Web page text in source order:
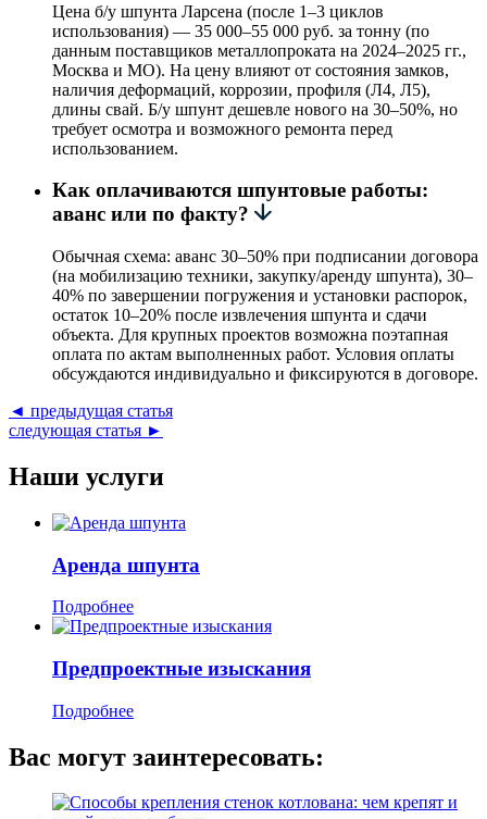
Цена б/у шпунта Ларсена (после 1–3 циклов
использования) — 35 000–55 000 руб. за тонну (по
данным поставщиков металлопроката на 2024–2025 гг.,
Москва и МО). На цену влияют от состояния замков,
наличия деформаций, коррозии, профиля (Л4, Л5),
длины свай. Б/у шпунт дешевле нового на 30–50%, но
требует осмотра и возможного ремонта перед
использованием.
Как оплачиваются шпунтовые работы:
аванс или по факту?
Обычная схема: аванс 30–50% при подписании договора
(на мобилизацию техники, закупку/аренду шпунта), 30–
40% по завершении погружения и установки распорок,
остаток 10–20% после извлечения шпунта и сдачи
объекта. Для крупных проектов возможна поэтапная
оплата по актам выполненных работ. Условия оплаты
обсуждаются индивидуально и фиксируются в договоре.
◄ предыдущая статья
следующая статья ►
Наши услуги
Аренда шпунта
Подробнее
Предпроектные изыскания
Подробнее
Вас могут заинтересовать: